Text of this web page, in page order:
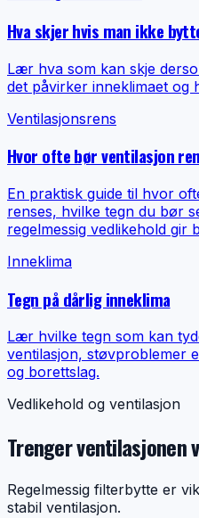
Hva skjer hvis man ikke
Lær hva som kan skje
det påvirker inneklimaet og
Ventilasjonsrens
Hvor ofte bør ventilasjon
En praktisk guide til hvor
renses, hvilke tegn du bør
regelmessig vedlikehold gir
Inneklima
Tegn på dårlig inneklima
Lær hvilke tegn som kan
ventilasjon, støvproblemer
og borettslag.
Vedlikehold og ventilasjon
Trenger ventilasjonen
Regelmessig filterbytte er
stabil ventilasjon.